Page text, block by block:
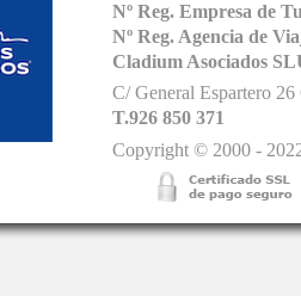
Nº Reg. Empresa de
Nº Reg. Agencia de
Cladium Asociados
C/ General Espartero
T.926 850 371
Copyright © 2000 -